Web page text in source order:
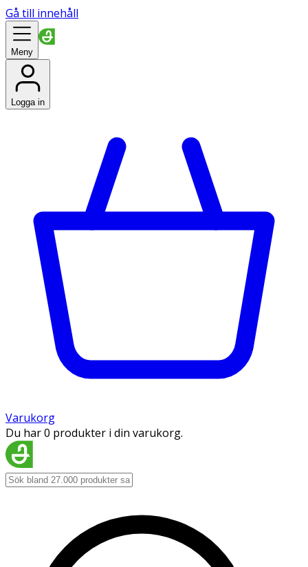
Gå till innehåll
Meny
Logga in
Varukorg
Du har 0 produkter i din varukorg.